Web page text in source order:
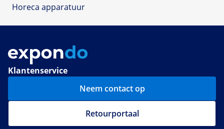
Horeca apparatuur
Klantenservice
Neem contact op
Retourportaal